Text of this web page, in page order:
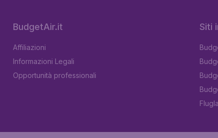
BudgetAir.it
Affiliazioni
Informazioni Legali
Opportunità professionali
Siti